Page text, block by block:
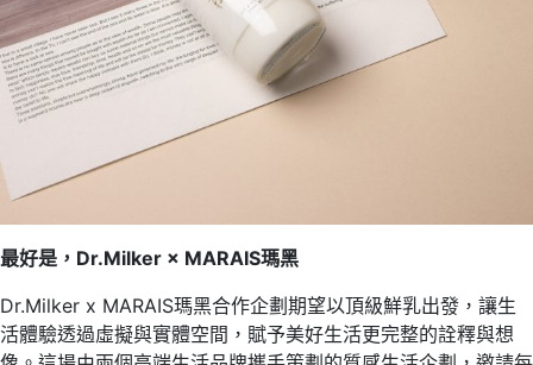
最好是， Dr.Milker × MARAIS瑪黑
Dr.Milker x MARAIS瑪黑合作企劃期望以頂級鮮乳出發，讓生
活體驗透過虛擬與實體空間，賦予美好生活更完整的詮釋與想